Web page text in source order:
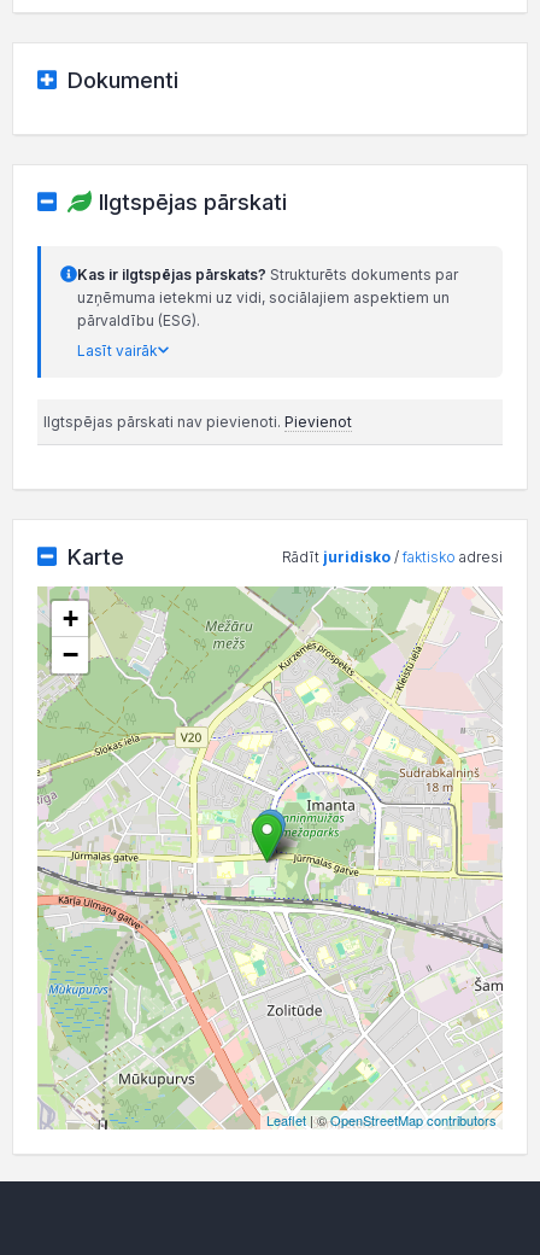
Dokumenti
Ilgtspējas pārskati
Kas ir ilgtspējas pārskats? Strukturēts dokuments par
uzņēmuma ietekmi uz vidi, sociālajiem aspektiem un
pārvaldību (ESG).
Lasīt vairāk
Ilgtspējas pārskati nav pievienoti. Pievienot
Karte Rādīt juridisko /faktisko adresi
+
−
Leaflet | ©OpenStreetMap contributors